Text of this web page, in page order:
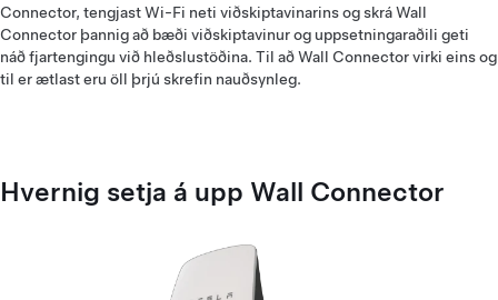
Connector, tengjast Wi-Fi neti viðskiptavinarins og skrá Wall
Connector þannig að bæði viðskiptavinur og uppsetningaraðili geti
náð fjartengingu við hleðslustöðina. Til að Wall Connector virki eins og
til er ætlast eru öll þrjú skrefin nauðsynleg.
Hvernig setja á upp Wall Connector